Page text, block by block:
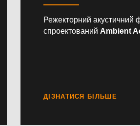
Режекторний акустичний
спроектований Ambient